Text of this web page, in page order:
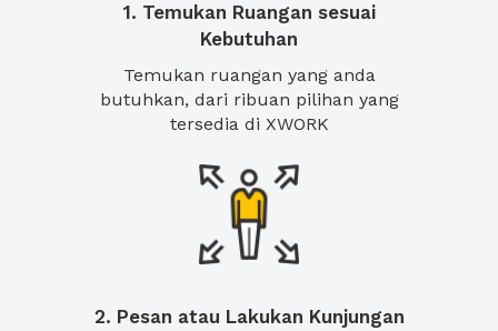
1. Temukan Ruangan sesuai
Kebutuhan
Temukan ruangan yang anda
butuhkan, dari ribuan pilihan yang
tersedia di XWORK
2. Pesan atau Lakukan Kunjungan